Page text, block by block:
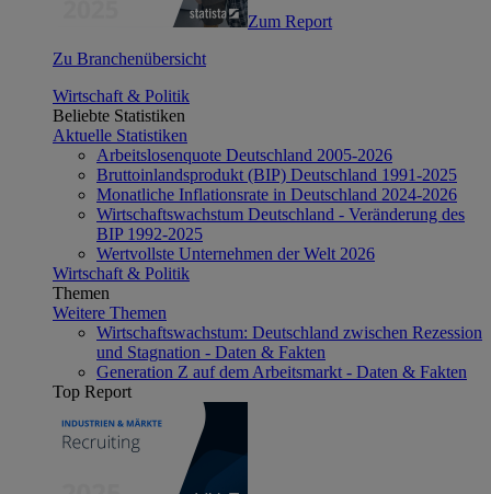
Zum Report
Zu Branchenübersicht
Wirtschaft & Politik
Beliebte Statistiken
Aktuelle Statistiken
Arbeitslosenquote Deutschland 2005-2026
Bruttoinlandsprodukt (BIP) Deutschland 1991-2025
Monatliche Inflationsrate in Deutschland 2024-2026
Wirtschaftswachstum Deutschland - Veränderung des
BIP 1992-2025
Wertvollste Unternehmen der Welt 2026
Wirtschaft & Politik
Themen
Weitere Themen
Wirtschaftswachstum: Deutschland zwischen Rezession
und Stagnation - Daten & Fakten
Generation Z auf dem Arbeitsmarkt - Daten & Fakten
Top Report